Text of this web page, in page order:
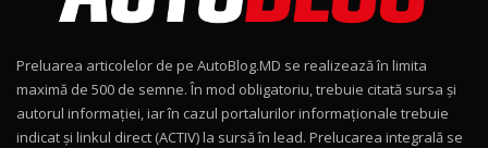
15:22
Mercedes-AMG E 53 HYBRID 4MATIC+ / Test
Drive AutoBlog.MD
16:27
Preluarea articolelor de pe AutoBlog.MD se realizează în limita
maximă de 500 de semne. În mod obligatoriu, trebuie citată sursa și
autorul informației, iar în cazul portalurilor informaționale trebuie
indicat și linkul direct (ACTIV) la sursă în lead. Prelucarea integrală se